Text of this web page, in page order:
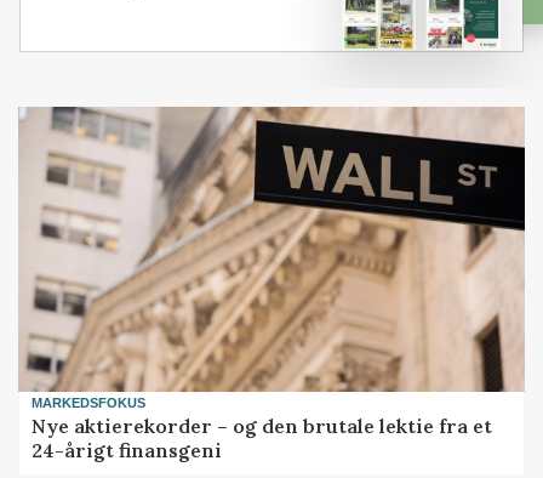
MARKEDSFOKUS
Nye aktierekorder – og den brutale lektie fra et
24-årigt finansgeni